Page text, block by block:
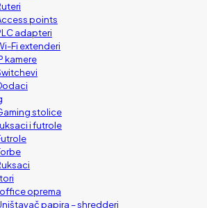
points
adapteri
Fi extenderi
kamere
stolice
i futrole
oprema
papira – shredderi